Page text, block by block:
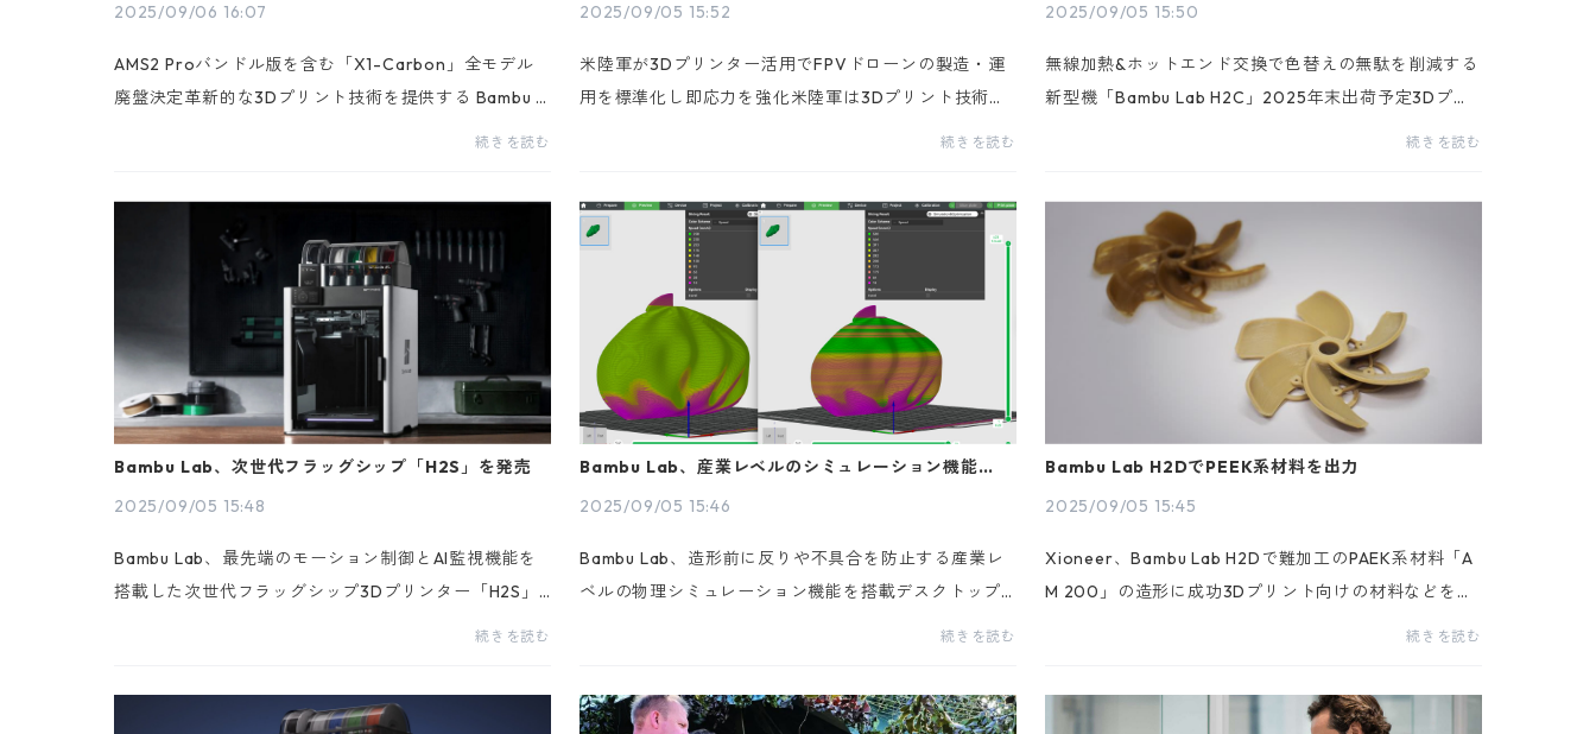
2025/09/06 16:07
AMS2 Proバンドル版を含む「X1-Carbon」全モデル
廃盤決定革新的な3Dプリント技術を提供する Bambu L
ab は、同社の人気製品「Bambu Lab X1-Carbon」シ
弊社でも取...
続きを読む
2025/09/05 15:52
米陸軍が3Dプリンター活用でFPVドローンの製造・運
用を標準化し即応力を強化米陸軍は3Dプリント技術を
活用して、現場で必要な部品を即座に出力し、数時間
「UALC...
続きを読む
2025/09/05 15:50
無線加熱&ホットエンド交換で色替えの無駄を削減する
新型機「Bambu Lab H2C」2025年末出荷予定3Dプリ
ンター業界をリードする Bambu Lab は、2025年8月2
H2S」...
続きを読む
Bambu Lab、次世代フラッグシップ「H2S」を発売
2025/09/05 15:48
Bambu Lab、最先端のモーション制御とAI監視機能を
搭載した次世代フラッグシップ3Dプリンター「H2S」
を発表3Dプリンター業界をリードする Bambu Lab
S」を正式発...
続きを読む
Bambu Lab、産業レベルのシミュレーション機能を搭
2025/09/05 15:46
Bambu Lab、造形前に反りや不具合を防止する産業レ
ベルの物理シミュレーション機能を搭載デスクトップ
型3Dプリンタ市場を席巻する Bambu Lab は、中国の
ブ）...
続きを読む
Bambu Lab H2DでPEEK系材料を出力
2025/09/05 15:45
Xioneer、Bambu Lab H2Dで難加工のPAEK系材料「A
M 200」の造形に成功3Dプリント向けの材料などを開
発するオーストリアの企業 Xioneer Systems は、Bam
高性能材料...
続きを読む